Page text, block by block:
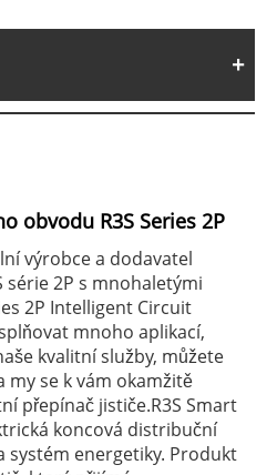
obvodu R3S Series 2P
výrobce a dodavatel
série 2P s mnohaletými
2P Intelligent Circuit
mnoho aplikací,
kvalitní služby, můžete
my se k vám okamžitě
přepínač jističe.R3S Smart
koncová distribuční
systém energetiky. Produkt